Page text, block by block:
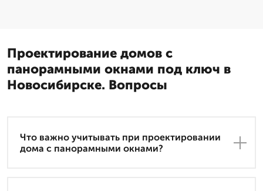
Проектирование домов с
панорамными окнами под ключ в
Новосибирске. Вопросы
Что важно учитывать при проектировании
дома с панорамными окнами?